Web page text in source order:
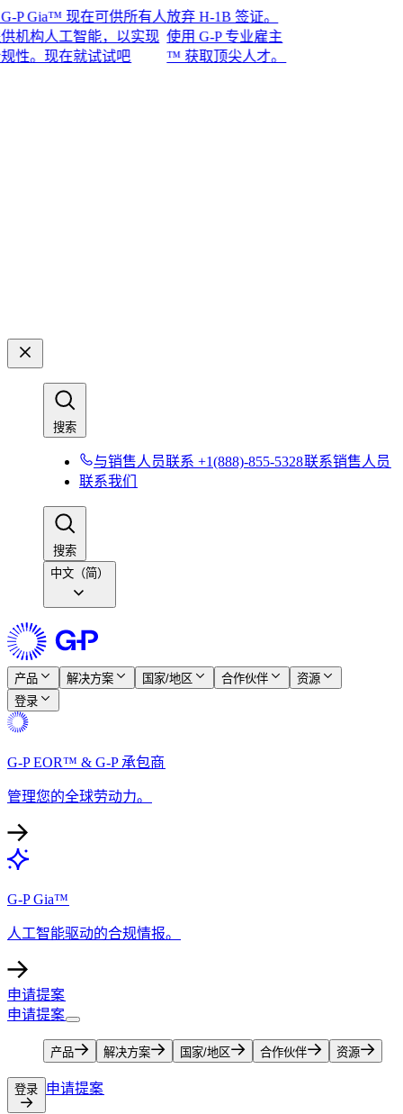
Gia™ 现在可供所有人
构人工智能，以实现
。现在就试试吧​​
放弃 H-1B 签证。
使用 G-P 专业雇主
™ 获取顶尖人才。​​
搜索​​
与销售人员联系 +1(888)-855-5328​​联系销售人员​​
联系我们​​
搜索​​
中文（简）
产品​​ 解决方案​​ 国家/地区​​ 合作伙伴​​
资源​​
登录​​
G-P EOR™ & G-P 承包商​​
管理您的全球劳动力。​​
G-P Gia™​​
人工智能驱动的合规情报。​​
申请提案​​
申请提案​​
产品​​ 解决方案​​ 国家/地区​​ 合作伙伴​​ 资源​​
登录​​ 申请提案​​